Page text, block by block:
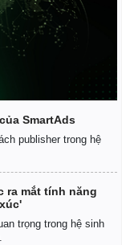
SmartAds
publisher trong hệ
ra mắt tính năng
trọng trong hệ sinh